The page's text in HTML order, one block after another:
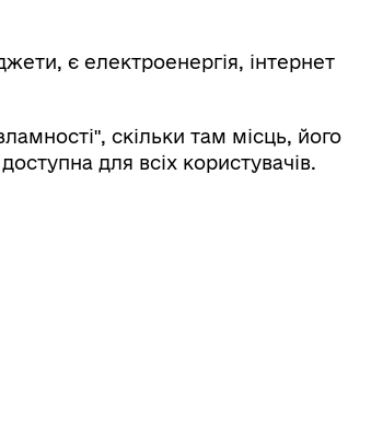
є електроенергія, інтернет
скільки там місць, його
для всіх користувачів.